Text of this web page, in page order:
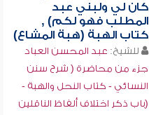
كان لي ولبني عبد
المطلب فهو لكم) ,
كتاب الهبة (هبة المشاع)
للشيخ: عبد المحسن العباد
جزء من محاضرة ( شرح سنن
النسائي - كتاب النحل والهبة -
(باب ذكر اختلاف ألفاظ الناقلين